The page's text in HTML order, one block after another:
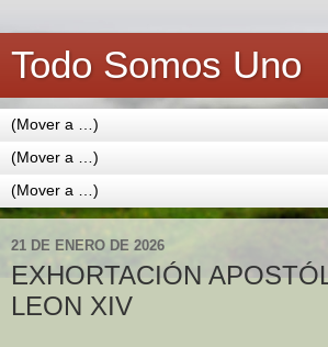
Todo Somos Uno
21 DE ENERO DE 2026
EXHORTACIÓN
LEON XIV